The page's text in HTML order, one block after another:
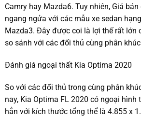
Camry hay Mazda6. Tuy nhiên, Giá
ngang ngửa với các mẫu xe sedan
Mazda3. Đây được coi là lợi thế rất lớn
so sánh với các đối thủ cùng phân
Đánh giá ngoại thất Kia Optima 2020
So với các đối thủ trong cùng phân
nay, Kia Optima FL 2020 có ngoại hình
hẳn với kích thước tổng thể là 4.855 x